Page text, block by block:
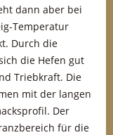
dann aber bei
Temperatur
Durch die
die Hefen gut
Triebkraft. Die
mit der langen
Der
für die